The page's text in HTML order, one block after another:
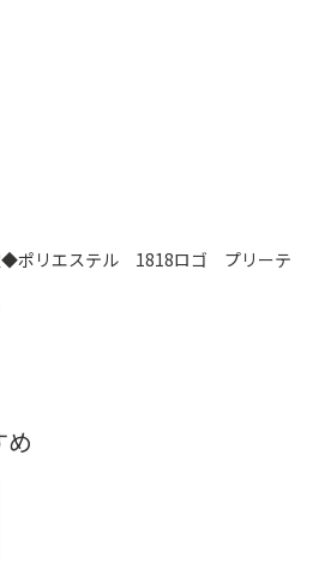
◆ポリエステル 1818ロゴ プリーテ
め